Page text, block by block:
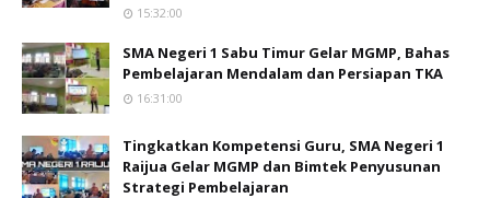
15:32:00
SMA Negeri 1 Sabu Timur Gelar MGMP, Bahas
Pembelajaran Mendalam dan Persiapan TKA
16:31:00
Tingkatkan Kompetensi Guru, SMA Negeri 1
Raijua Gelar MGMP dan Bimtek Penyusunan
Strategi Pembelajaran